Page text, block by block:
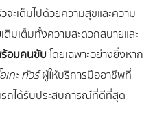
ะเต็มไปด้วยความสุขและความ
มเต็มทั้งความสะดวกสบายและ
ร้อมคนขับโดยเฉพาะอย่างยิ่งหาก
เกะ ทัวร์ผู้ให้บริการมืออาชีพที่
ถได้รับประสบการณ์ที่ดีที่สุด